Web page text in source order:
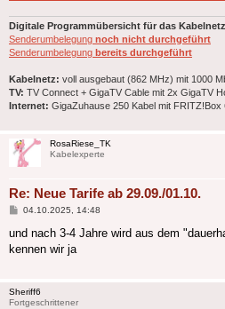
Digitale Programmübersicht für das
Senderumbelegung noch nicht durchgeführt
Senderumbelegung bereits durchgeführt
Kabelnetz: voll ausgebaut (862 MHz) mit 1000
TV: TV Connect + GigaTV Cable mit 2x GigaTV
Internet: GigaZuhause 250 Kabel mit FRITZ!Box
RosaRiese_TK
Kabelexperte
Re: Neue Tarife ab 29.09./01.10.
Beitrag
04.10.2025, 14:48
und nach 3-4 Jahre wird aus dem
kennen wir ja
Sheriff6
Fortgeschrittener